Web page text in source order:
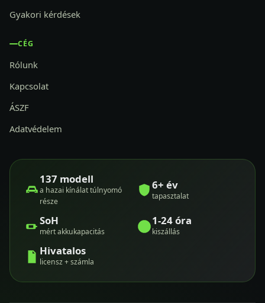
Gyakori kérdések
CÉG
Rólunk
Kapcsolat
ÁSZF
Adatvédelem
137 modell
a hazai kínálat túlnyomó
része
6+ év
tapasztalat
SoH
mért akkukapacitás
1-24 óra
kiszállás
Hivatalos
licensz + számla